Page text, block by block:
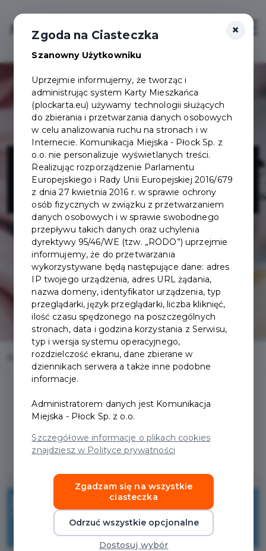
Login/Rejestracja
Kwiaciarnia
Egzotyka
Home Oferty Kwiaciarnia Egzotyka
Regulamin i warunki
10%
ZNIŻKI
×
Zgoda na Ciasteczka
Szanowny Użytkowniku
Uprzejmie informujemy, że tworząc i
administrując system Karty Mieszkańca
(plockarta.eu) używamy technologii służących
do zbierania i przetwarzania danych osobowych
w celu analizowania ruchu na stronach i w
Internecie. Komunikacja Miejska - Płock Sp. z
o.o. nie personalizuje wyświetlanych treści.
Realizując rozporządzenie Parlamentu
Europejskiego i Rady Unii Europejskiej 2016/679
z dnia 27 kwietnia 2016 r. w sprawie ochrony
osób fizycznych w związku z przetwarzaniem
danych osobowych i w sprawie swobodnego
przepływu takich danych oraz uchylenia
dyrektywy 95/46/WE (tzw. „RODO”) uprzejmie
informujemy, że do przetwarzania
wykorzystywane będą następujące dane: adres
IP twojego urządzenia, adres URL żądania,
nazwa domeny, identyfikator urządzenia, typ
przeglądarki, język przeglądarki, liczba kliknięć,
ilość czasu spędzonego na poszczególnych
stronach, data i godzina korzystania z Serwisu,
typ i wersja systemu operacyjnego,
rozdzielczość ekranu, dane zbierane w
dziennikach serwera a także inne podobne
informacje.
Administratorem danych jest Komunikacja
Miejska - Płock Sp. z o.o.
Szczegółowe informacje o plikach cookies
znajdziesz w Polityce prywatności
Zgadzam się na wszystkie
ciasteczka
Odrzuć wszystkie opcjonalne
Dostosuj wybór